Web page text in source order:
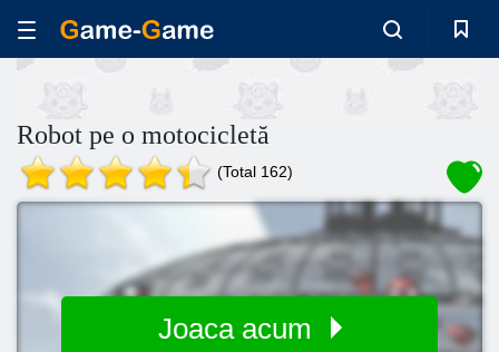
Robot pe o motocicletă
(Total 162)
Joaca acum